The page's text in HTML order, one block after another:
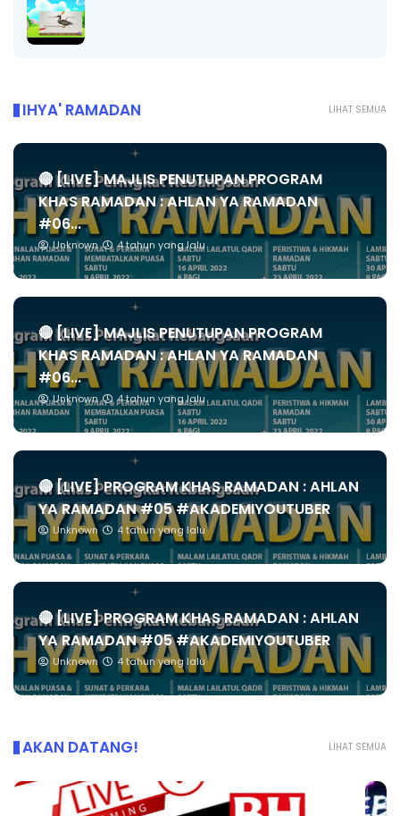
LIHAT SEMUA
IHYA' RAMADAN
🔴 [LIVE] MAJLIS PENUTUPAN PROGRAM
KHAS RAMADAN : AHLAN YA RAMADAN
#06...
Unknown 4 tahun yang lalu
🔴 [LIVE] MAJLIS PENUTUPAN PROGRAM
KHAS RAMADAN : AHLAN YA RAMADAN
#06...
Unknown 4 tahun yang lalu
🔴 [LIVE] PROGRAM KHAS RAMADAN : AHLAN
YA RAMADAN #05 #AKADEMIYOUTUBER
Unknown 4 tahun yang lalu
🔴 [LIVE] PROGRAM KHAS RAMADAN : AHLAN
YA RAMADAN #05 #AKADEMIYOUTUBER
Unknown 4 tahun yang lalu
LIHAT SEMUA
AKAN DATANG!